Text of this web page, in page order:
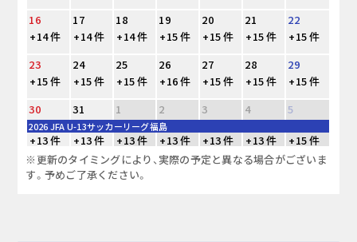
16
17 18 19 20 21
22
+14 件
+14 件 +14 件 +15 件 +15 件 +15 件
+15 件
23
24 25 26 27 28
29
+15 件
+15 件 +15 件 +16 件 +15 件 +15 件
+15 件
30
31 1 2 3 4 5
2026 JFA U-13サッカーリーグ福島
+13 件 +13 件 +13 件 +13 件 +13 件 +13 件
+15 件
※更新のタイミングにより、実際の予定と異なる場合がございま
す。予めご了承ください。